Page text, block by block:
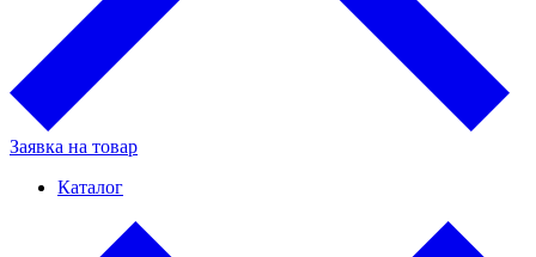
Заявка на товар
Каталог